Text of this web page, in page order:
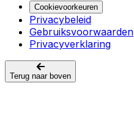
Cookievoorkeuren
Privacybeleid
Gebruiksvoorwaarden
Privacyverklaring
Terug naar boven